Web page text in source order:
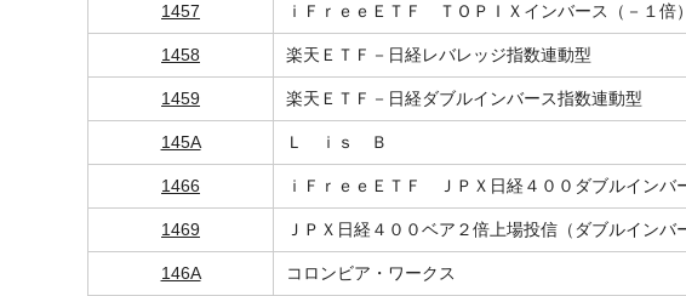
1457 ｉＦｒｅｅＥＴＦ ＴＯＰＩＸインバース（－１倍
1458 楽天ＥＴＦ－日経レバレッジ指数連動型
1459 楽天ＥＴＦ－日経ダブルインバース指数連動型
145A Ｌ ｉｓ Ｂ
1466 ｉＦｒｅｅＥＴＦ ＪＰＸ日経４００ダブルインバ
1469 ＪＰＸ日経４００ベア２倍上場投信（ダブルインバ
146A コロンビア・ワークス